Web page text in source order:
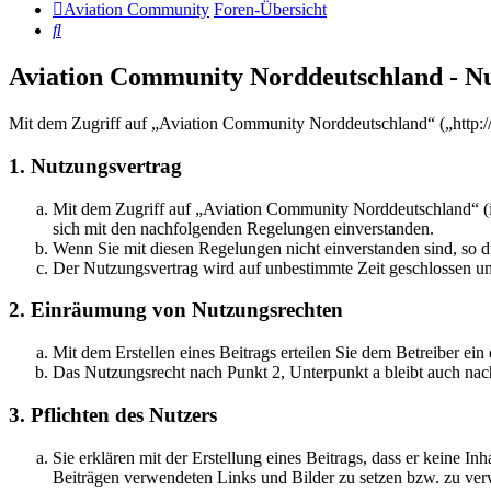
Aviation Community Foren-Übersicht
Suche
Aviation Community Norddeutschland -
Mit dem Zugriff auf „Aviation Community Norddeutschland“
1. Nutzungsvertrag
Mit dem Zugriff auf „Aviation Community Norddeutschland“
sich mit den nachfolgenden Regelungen einverstanden.
Wenn Sie mit diesen Regelungen nicht einverstanden sind,
Der Nutzungsvertrag wird auf unbestimmte Zeit geschlossen
2. Einräumung von Nutzungsrechten
Mit dem Erstellen eines Beitrags erteilen Sie dem Betreiber
Das Nutzungsrecht nach Punkt 2, Unterpunkt a bleibt auch
3. Pflichten des Nutzers
Sie erklären mit der Erstellung eines Beitrags, dass er keine
Beiträgen verwendeten Links und Bilder zu setzen bzw. zu